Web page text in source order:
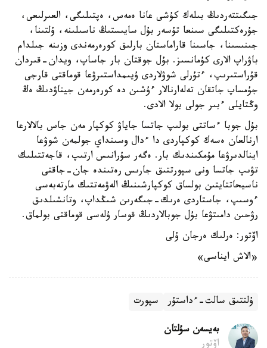
جىگىتتەردىڭ بىلەك كۇشى عانا ەمەس، ەپتىلىگى، العىرلىعى،
جۇرەكتىلىگى سىنعا تۇسەر بۇل سايىستىڭ ناسىلىنە، ۇلتىنا،
جىنىسىنا، جاسىنا قاراماستان بارلىق كورەرمەندى وزىنە جىلدام
باۋراپ الارى كۇمانسىز. بۇل جوقتان بار جاساپ، ويدان-قىردان
قۇراستىرىپ، ءتۇرلى شوۋلاردى ۇيىمداستىرۋعا قوماقتى قارجى
جۇمساپ جاتقان تەلەارنالار ءۇشىن دە كورەرمەن جيناۋدىڭ ەڭ
وڭتايلى ءبىر جولى بولا الادى.
بۇل جوبا ءساتتى بولىپ جاتسا جاياۋ كوكپار مەن جاس بالالارعا
ارنالعان ەسەك كوكپاردى دا ءدال وسىنداي جولمەن شوۋعا
اينالدىرۋعا مۇمكىندىك بار. ەگەر سۇرانىس ارتىپ، قاجەتتىلىك
تۋىپ جاتسا ونى سپورتتىق جارىس رەتىندە جان-جاقتى
ناسيحاتتايتىن بولساق كوكپارشىنىڭ الەۋمەتتىك مارتەبەسى
ءوسىپ، جاستاردى ەرىك-جىگەرىن شىڭداپ، وتانشىلدىق
رۋحىن دامىتۋعا بۇل جوبالاردىڭ قوسار ۇلەسى قوماقتى بولماق.
اۆتور: ەرلىك ەرجان ۇلى
«الاش ايناسى»
ۇلتتىق سالت-ءداستۇر سپورت
بەيسەن سۇلتان
اۆتور